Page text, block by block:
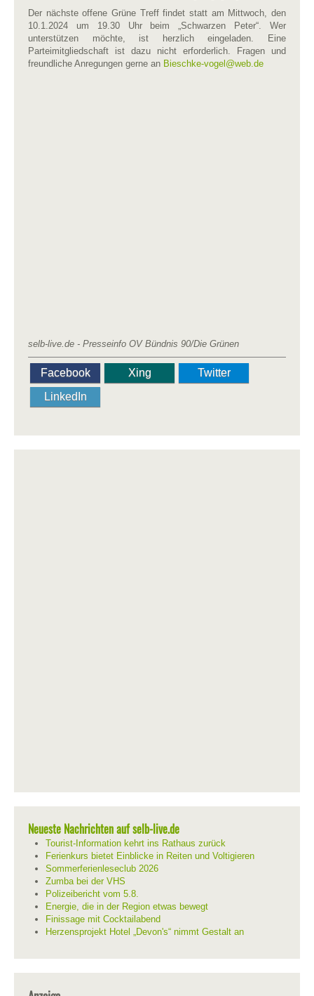
Der nächste offene Grüne Treff findet statt am Mittwoch, den
10.1.2024 um 19.30 Uhr beim „Schwarzen Peter“. Wer
unterstützen möchte, ist herzlich eingeladen. Eine
Parteimitgliedschaft ist dazu nicht erforderlich. Fragen und
freundliche Anregungen gerne an Bieschke-vogel​@​web.de
selb-live.de - Presseinfo OV Bündnis 90/Die Grünen
Facebook Xing
Twitter
LinkedIn
Neueste Nachrichten auf selb-live.de
Tourist-Information kehrt ins Rathaus zurück
Ferienkurs bietet Einblicke in Reiten und Voltigieren
Sommerferienleseclub 2026
Zumba bei der VHS
Polizeibericht vom 5.8.
Energie, die in der Region etwas bewegt
Finissage mit Cocktailabend
Herzensprojekt Hotel „Devon's“ nimmt Gestalt an